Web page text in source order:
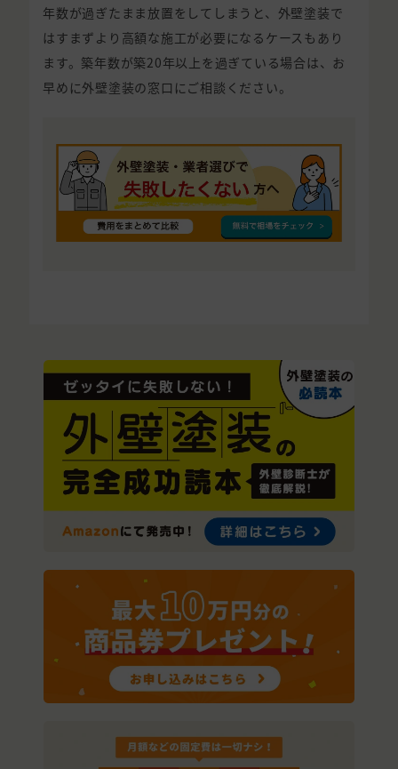
年数が過ぎたまま放置をしてしまうと、外壁塗装で
はすまずより高額な施工が必要になるケースもあり
ます。築年数が築20年以上を過ぎている場合は、お
早めに外壁塗装の窓口にご相談ください。